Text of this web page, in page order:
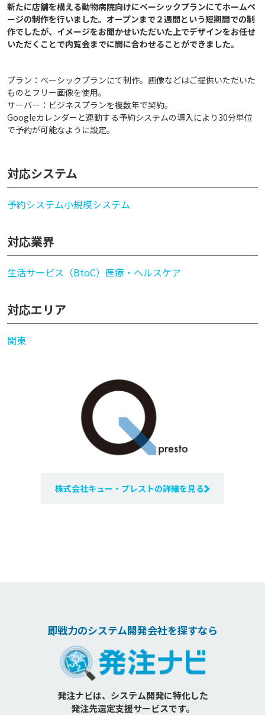
新たに店舗を構える動物病院向けにベーシックプランにてホームペ
ージの制作を行いました。オープンまで２週間という短期間での制
作でしたが、イメージをお聞かせいただいた上でデザインをお任せ
プラン：ベーシックプランにて制作。画像などはご提供いただいた
ものとフリー画像を使用。
サーバー：ビジネスプランを複数年で契約。
Googleカレンダーと連動する予約システムの導入により30分単位
で予約が可能なように設定。
対応システム
予約システム小規模システム
対応業界
生活サービス（BtoC） 医療・ヘルスケア
対応エリア
関東
株式会社キュー・プレストの詳細を見る
即戦力のシステム開発会社を探すなら
発注ナビは、システム開発に特化した
発注先選定支援サービスです。